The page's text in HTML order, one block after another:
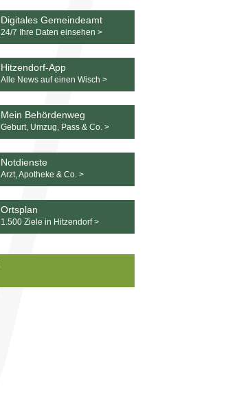
Digitales Gemeindeamt
24/7 Ihre Daten einsehen >
Hitzendorf-App
Alle News auf einen Wisch >
Mein Behördenweg
Geburt, Umzug, Pass & Co. >
Notdienste
Arzt, Apotheke & Co. >
Ortsplan
1.500 Ziele in Hitzendorf >